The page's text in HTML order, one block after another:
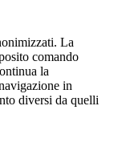
La
comando
la
in
diversi da quelli